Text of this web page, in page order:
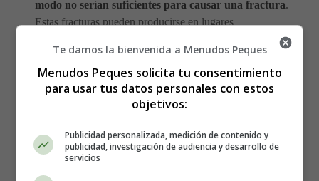
modo no serían suficientes para causar una fractura.
Estas fracturas pueden producirse en lugares
vertebral. Si esto ocurre durante el embarazo, puede ser
mejor dar a luz con una cesárea para evitar la tensión en
los huesos de la pelvis. Como se ha señalado
anteriormente, la osteoporosis durante el embarazo es
durante el embarazo no tendrá ningún impacto directo en
el bebé. Tu cuerpo simplemente seguirá extrayendo un
suministro de calcio y fosfato de tus propios huesos para
Te damos la bienvenida a Menudos Peques
Menudos Peques solicita tu consentimiento
para usar tus datos personales con estos
objetivos:
Publicidad personalizada, medición de contenido y
publicidad, investigación de audiencia y desarrollo de
servicios